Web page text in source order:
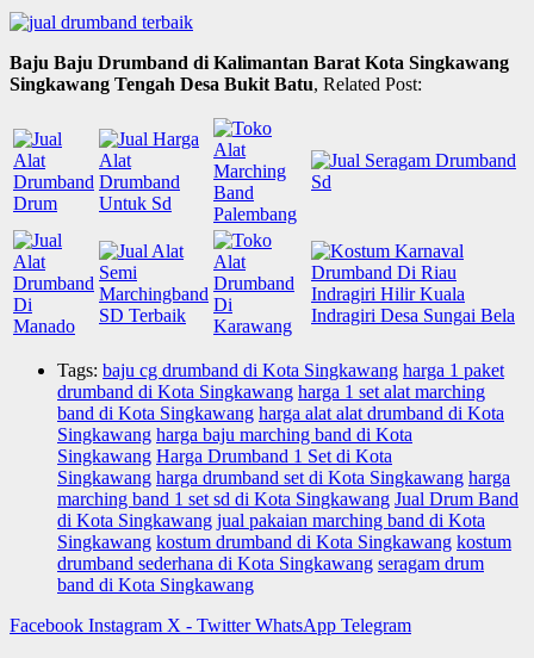
Baju Baju Drumband di Kalimantan Barat Kota Singkawang
Singkawang Tengah Desa Bukit Batu, Related Post:
Tags: baju cg drumband di Kota Singkawang harga 1 paket
drumband di Kota Singkawang harga 1 set alat marching
band di Kota Singkawang harga alat alat drumband di Kota
Singkawang harga baju marching band di Kota
Singkawang Harga Drumband 1 Set di Kota
Singkawang harga drumband set di Kota Singkawang harga
marching band 1 set sd di Kota Singkawang Jual Drum Band
di Kota Singkawang jual pakaian marching band di Kota
Singkawang kostum drumband di Kota Singkawang kostum
drumband sederhana di Kota Singkawang seragam drum
band di Kota Singkawang
Facebook Instagram X - Twitter WhatsApp Telegram